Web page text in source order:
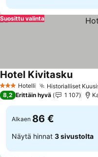
Suosittu valinta
3 Tähtiluokitus
Hotelli Historialliset
Hotel Kivitasku
8,2 Erittäin hyvä 1 107
Alkaen 86 €
Näytä hinnat 3 sivustolta